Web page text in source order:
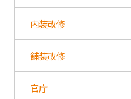
内装改修
舗装改修
官庁